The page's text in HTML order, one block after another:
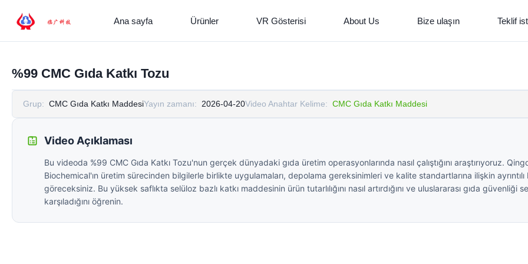
Ana sayfa Ürünler VR Gösterisi About Us Bize ulaşın Teklif
%99 CMC Gıda Katkı Tozu
Grup: CMC Gıda Katkı MaddesiYayın zamanı: 2026-04-20Video Anahtar Kelime: CMC Gıda Katkı Maddesi
Video Açıklaması
Bu videoda %99 CMC Gıda Katkı Tozu'nun gerçek dünyadaki gıda üretim operasyonlarında nasıl çalıştığını araştırıyoruz.
Biochemical'ın üretim sürecinden bilgilerle birlikte uygulamaları, depolama gereksinimleri ve kalite standartlarına ilişkin ayrıntılı
göreceksiniz. Bu yüksek saflıkta selüloz bazlı katkı maddesinin ürün tutarlılığını nasıl artırdığını ve uluslararası gıda güvenliği
karşıladığını öğrenin.